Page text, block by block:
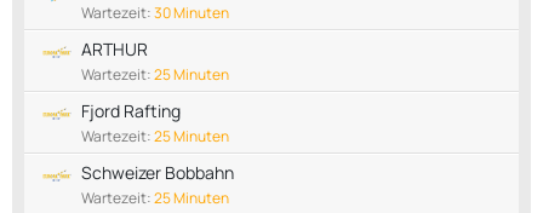
Wartezeit:30 Minuten
ARTHUR
Wartezeit:25 Minuten
Fjord Rafting
Wartezeit:25 Minuten
Schweizer Bobbahn
Wartezeit:25 Minuten